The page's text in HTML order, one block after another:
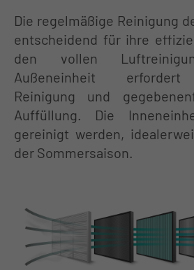
Die regelmäßige Reinigung
entscheidend für ihre
den vollen
Außeneinheit erfordert
Reinigung und
Auffüllung. Die
gereinigt werden,
der Sommersaison.